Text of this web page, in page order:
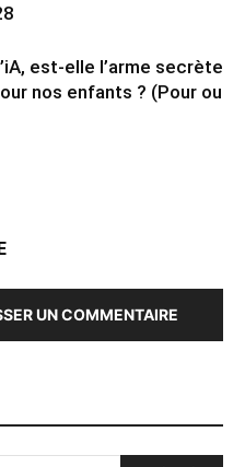
est-elle l’arme secrète
nos enfants ? (Pour ou
UN COMMENTAIRE